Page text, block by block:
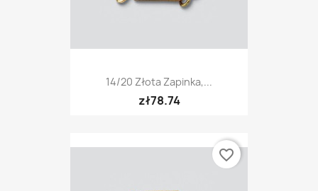
14/20 Złota Zapinka,...
zł78.74
favorite_border